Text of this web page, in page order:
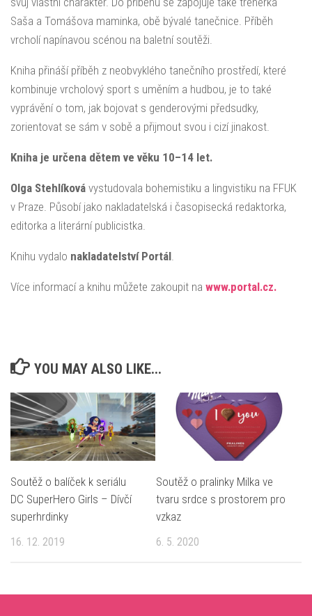
Saša a Tomášova maminka, obě bývalé tanečnice. Příběh
vrcholí napínavou scénou na baletní soutěži.
Kniha přináší příběh z neobvyklého tanečního prostředí, které
kombinuje vrcholový sport s uměním a hudbou, je to také
vyprávění o tom, jak bojovat s genderovými předsudky,
zorientovat se sám v sobě a přijmout svou i cizí jinakost.
Kniha je určena dětem ve věku 10–14 let.
Olga Stehlíková vystudovala bohemistiku a lingvistiku na FFUK
v Praze. Působí jako nakladatelská i časopisecká redaktorka,
editorka a literární publicistka.
Knihu vydalo nakladatelství Portál
Více informací a knihu můžete zakoupit na www.portal.cz.
YOU MAY ALSO LIKE...
Soutěž o balíček k seriálu
DC SuperHero Girls – Dívčí
superhrdinky
16. 12. 2019
Soutěž o pralinky Milka ve
tvaru srdce s prostorem pro
vzkaz
6. 5. 2020